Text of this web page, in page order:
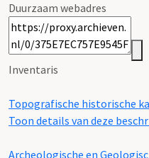
Duurzaam webadres
Inventaris
Topografische historische
Toon details van deze
Archeologische en